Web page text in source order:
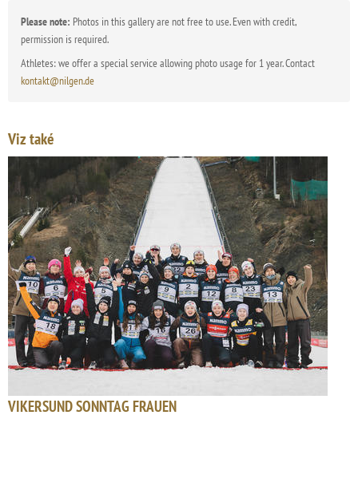
Please note: Photos in this gallery are not free to use. Even with credit,
permission is required.
Athletes: we offer a special service allowing photo usage for 1 year. Contact
kontakt@nilgen.de
Viz také
VIKERSUND SONNTAG FRAUEN